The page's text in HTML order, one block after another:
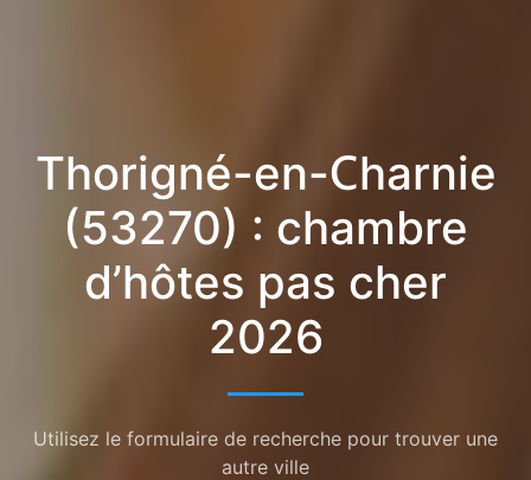
Thorigné-en-Charnie
(53270) : chambre
d’hôtes pas cher
2026
Utilisez le formulaire de recherche pour trouver une
autre ville